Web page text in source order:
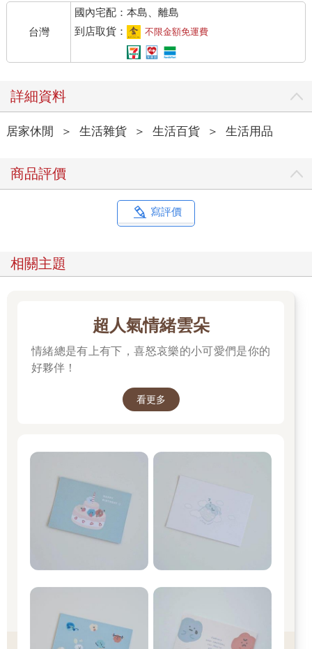
台灣
國內宅配：本島、離島
到店取貨：
不限金額免運費
詳細資料
居家休閒 ＞ 生活雜貨 ＞ 生活百貨 ＞ 生活用品
商品評價
寫評價
相關主題
超人氣情緒雲朵
情緒總是有上有下，喜怒哀樂的小可愛們是你的
好夥伴！
看更多